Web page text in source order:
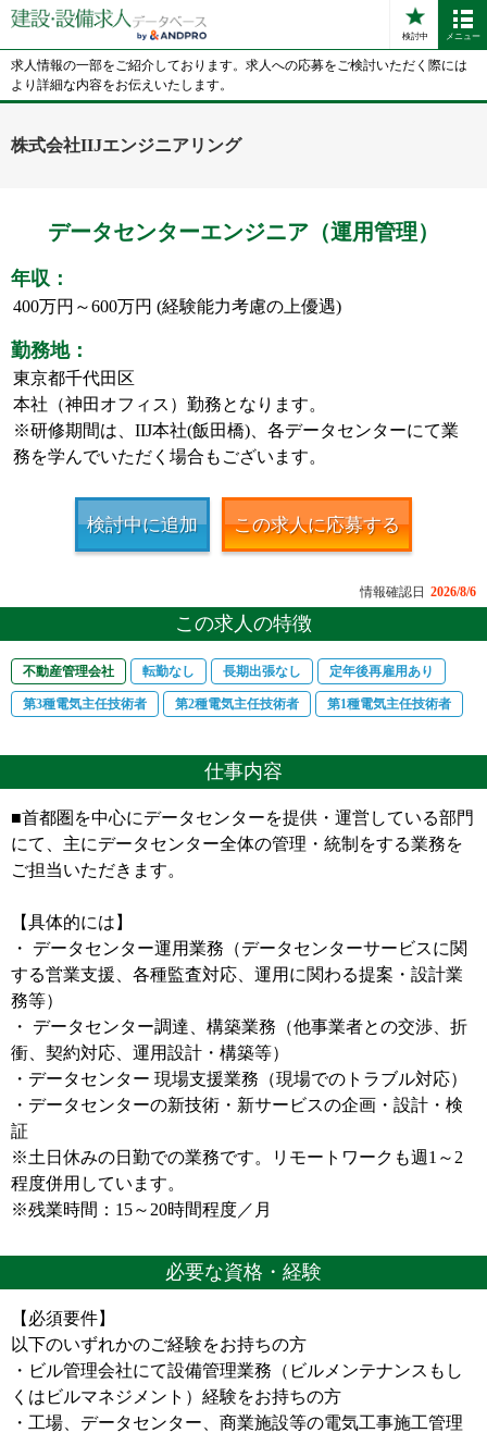
検討中 メニュー
求人情報の一部をご紹介しております。求人への応募をご検討いただく際には
より詳細な内容をお伝えいたします。
株式会社IIJエンジニアリング
データセンターエンジニア（運用管理）
年収：
400万円～600万円 (経験能力考慮の上優遇)
勤務地：
東京都千代田区
本社（神田オフィス）勤務となります。
※研修期間は、IIJ本社(飯田橋)、各データセンターにて業
務を学んでいただく場合もございます。
検討中に追加 この求人に応募する
情報確認日 2026/8/6
この求人の特徴
不動産管理会社 転勤なし 長期出張なし 定年後再雇用あり
第3種電気主任技術者 第2種電気主任技術者 第1種電気主任技術者
仕事内容
■首都圏を中心にデータセンターを提供・運営している部門
にて、主にデータセンター全体の管理・統制をする業務を
ご担当いただきます。
【具体的には】
・ データセンター運用業務（データセンターサービスに関
する営業支援、各種監査対応、運用に関わる提案・設計業
務等）
・ データセンター調達、構築業務（他事業者との交渉、折
衝、契約対応、運用設計・構築等）
・データセンター 現場支援業務（現場でのトラブル対応）
・データセンターの新技術・新サービスの企画・設計・検
証
※土日休みの日勤での業務です。リモートワークも週1～2
程度併用しています。
※残業時間：15～20時間程度／月
必要な資格・経験
【必須要件】
以下のいずれかのご経験をお持ちの方
・ビル管理会社にて設備管理業務（ビルメンテナンスもし
くはビルマネジメント）経験をお持ちの方
・工場、データセンター、商業施設等の電気工事施工管理